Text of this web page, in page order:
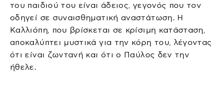
του παιδιού του είναι άδειος, γεγονός που τον
οδηγεί σε συναισθηματική αναστάτωση. Η
Καλλιόπη, που βρίσκεται σε κρίσιμη κατάσταση,
αποκαλύπτει μυστικά για την κόρη του, λέγοντας
ότι είναι ζωντανή και ότι ο Παύλος δεν την
ήθελε.